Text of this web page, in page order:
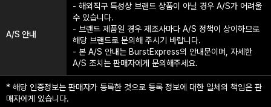
A/S 안내
- 해외직구 특성상 브랜드 상품이 아닐 경우 A/S가 어려울
수 있습니다.
- 브랜드 제품일 경우 제조사마다 A/S 정책이 상이하므로
해당 브랜드로 문의해 주시기 바랍니다.
- 본 A/S 안내는 BurstExpress의 안내문이며, 자세한
A/S 조치는 판매자에게 문의해주세요.
* 해당 인증정보는 판매자가 등록한 것으로 등록 정보에 대한 일체의 책임은 판
매자에게 있습니다.